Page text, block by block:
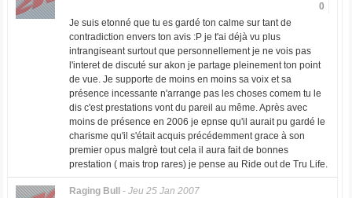
0
Je suis etonné que tu es gardé ton calme sur tant de
contradiction envers ton avis :P je t'ai déjà vu plus
intrangiseant surtout que personnellement je ne vois pas
l'interet de discuté sur akon je partage pleinement ton point
de vue. Je supporte de moins en moins sa voix et sa
présence incessante n'arrange pas les choses comem tu le
dis c'est prestations vont du pareil au même. Après avec
moins de présence en 2006 je epnse qu'il aurait pu gardé le
charisme qu'il s'était acquis précédemment grace à son
premier opus malgrè tout cela il aura fait de bonnes
prestation ( mais trop rares) je pense au Ride out de Tru Life.
Raging Bull - Jeu 25 Jan 2007